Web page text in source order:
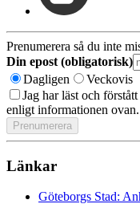
Prenumerera så du inte
Din epost (obligatorisk)
Dagligen
Veckovis
Jag har läst och
enligt informationen ovan.
Länkar
Göteborgs Stad: